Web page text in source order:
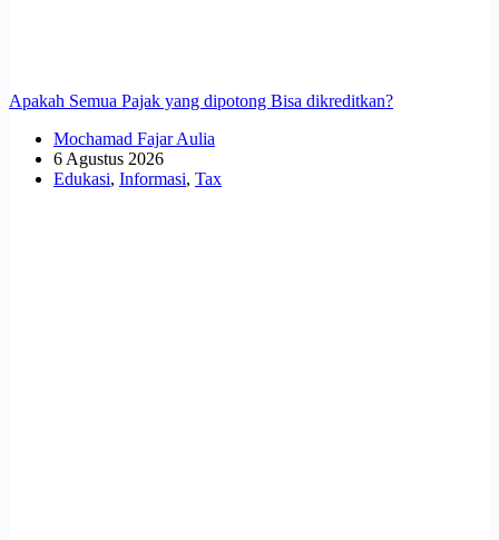
Apakah Semua Pajak yang dipotong Bisa dikreditkan?
Mochamad Fajar Aulia
6 Agustus 2026
Edukasi, Informasi, Tax